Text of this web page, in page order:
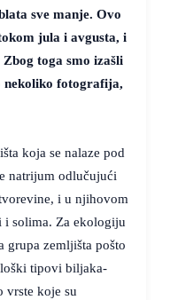
sve manje. Ovo
jula i avgusta, i
toga smo izašli
nekoliko fotografija,
koja se nalaze pod
natrijum odlučujući
i u njihovom
i solima. Za ekologiju
grupa zemljišta pošto
tipovi biljaka-
vrste koje su